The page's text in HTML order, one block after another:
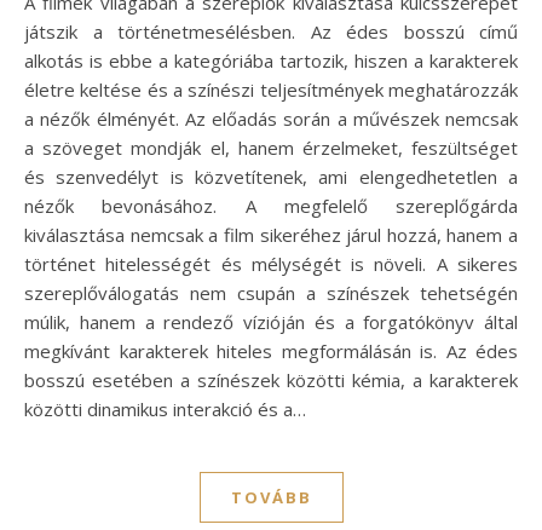
játszik a történetmesélésben. Az édes bosszú című
alkotás is ebbe a kategóriába tartozik, hiszen a karakterek
életre keltése és a színészi teljesítmények meghatározzák
a nézők élményét. Az előadás során a művészek nemcsak
a szöveget mondják el, hanem érzelmeket, feszültséget
és szenvedélyt is közvetítenek, ami elengedhetetlen a
nézők bevonásához. A megfelelő szereplőgárda
kiválasztása nemcsak a film sikeréhez járul hozzá, hanem a
történet hitelességét és mélységét is növeli. A sikeres
szereplőválogatás nem csupán a színészek tehetségén
múlik, hanem a rendező vízióján és a forgatókönyv által
megkívánt karakterek hiteles megformálásán is. Az édes
bosszú esetében a színészek közötti kémia, a karakterek
közötti dinamikus interakció és a…
TOVÁBB